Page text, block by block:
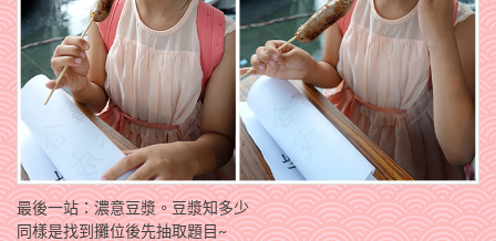
最後一站：濃意豆漿。豆漿知多少
同樣是找到攤位後先抽取題目~